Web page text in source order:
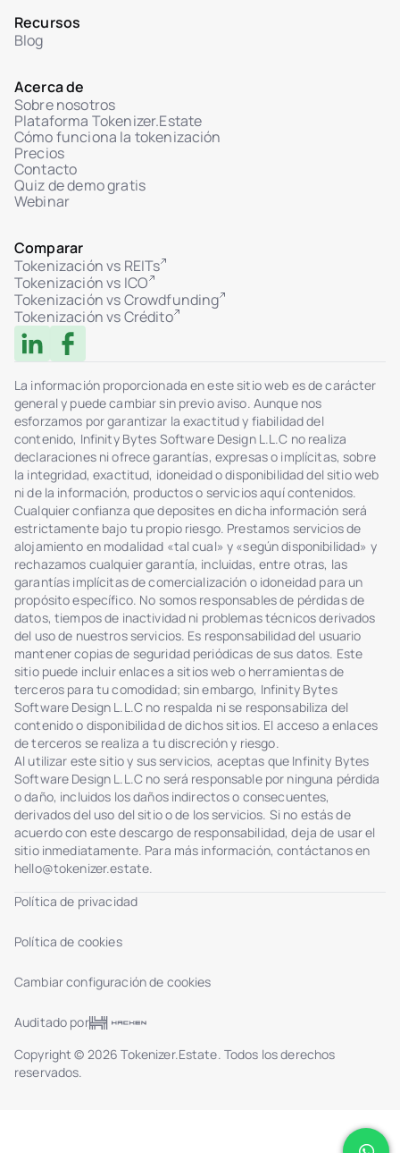
Recursos
Blog
Acerca de
Sobre nosotros
Plataforma Tokenizer.Estate
Cómo funciona la tokenización
Precios
Contacto
Quiz de demo gratis
Webinar
Comparar
Tokenización vs REITs
Tokenización vs ICO
Tokenización vs Crowdfunding
Tokenización vs Crédito
La información proporcionada en este sitio web es de carácter
general y puede cambiar sin previo aviso. Aunque nos
esforzamos por garantizar la exactitud y fiabilidad del
contenido, Infinity Bytes Software Design L.L.C no realiza
declaraciones ni ofrece garantías, expresas o implícitas, sobre
la integridad, exactitud, idoneidad o disponibilidad del sitio web
ni de la información, productos o servicios aquí contenidos.
Cualquier confianza que deposites en dicha información será
estrictamente bajo tu propio riesgo. Prestamos servicios de
alojamiento en modalidad «tal cual» y «según disponibilidad» y
rechazamos cualquier garantía, incluidas, entre otras, las
garantías implícitas de comercialización o idoneidad para un
propósito específico. No somos responsables de pérdidas de
datos, tiempos de inactividad ni problemas técnicos derivados
del uso de nuestros servicios. Es responsabilidad del usuario
mantener copias de seguridad periódicas de sus datos. Este
sitio puede incluir enlaces a sitios web o herramientas de
terceros para tu comodidad; sin embargo, Infinity Bytes
Software Design L.L.C no respalda ni se responsabiliza del
contenido o disponibilidad de dichos sitios. El acceso a enlaces
de terceros se realiza a tu discreción y riesgo.
Al utilizar este sitio y sus servicios, aceptas que Infinity Bytes
Software Design L.L.C no será responsable por ninguna pérdida
o daño, incluidos los daños indirectos o consecuentes,
derivados del uso del sitio o de los servicios. Si no estás de
acuerdo con este descargo de responsabilidad, deja de usar el
sitio inmediatamente. Para más información, contáctanos en
hello@tokenizer.estate.
Política de privacidad
Política de cookies
Cambiar configuración de cookies
Auditado por
Copyright © 2026 Tokenizer.Estate. Todos los derechos
reservados.